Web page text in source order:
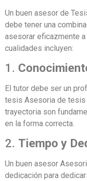
Un buen asesor de
debe tener una
asesorar eficazmente
cualidades incluyen:
1.
El tutor debe ser un
tesis Asesoria de tesis
trayectoria son
en la forma correcta.
2. Tiempo y
Un buen asesor
dedicación para